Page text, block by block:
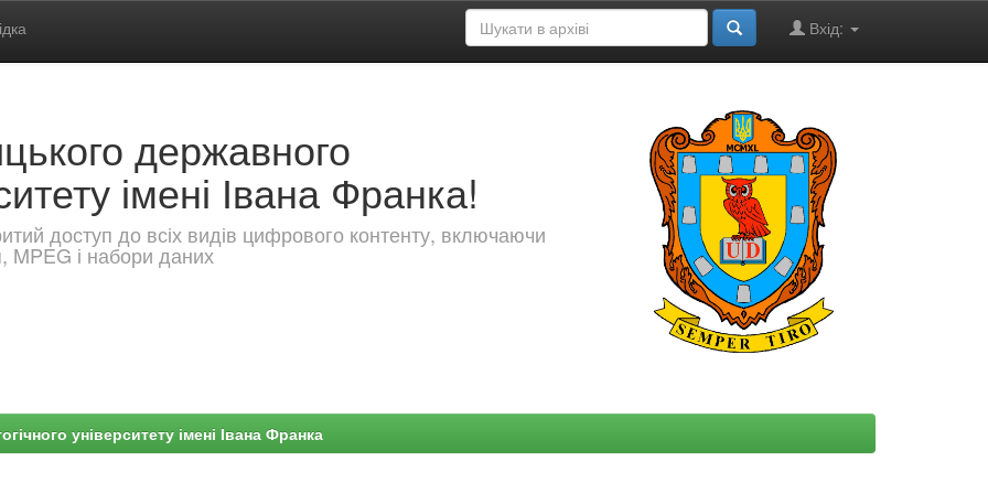
Вхід:
державного
імені Івана Франка!
доступ до всіх видів цифрового контенту, включаючи
MPEG і набори даних
університету імені Івана Франка